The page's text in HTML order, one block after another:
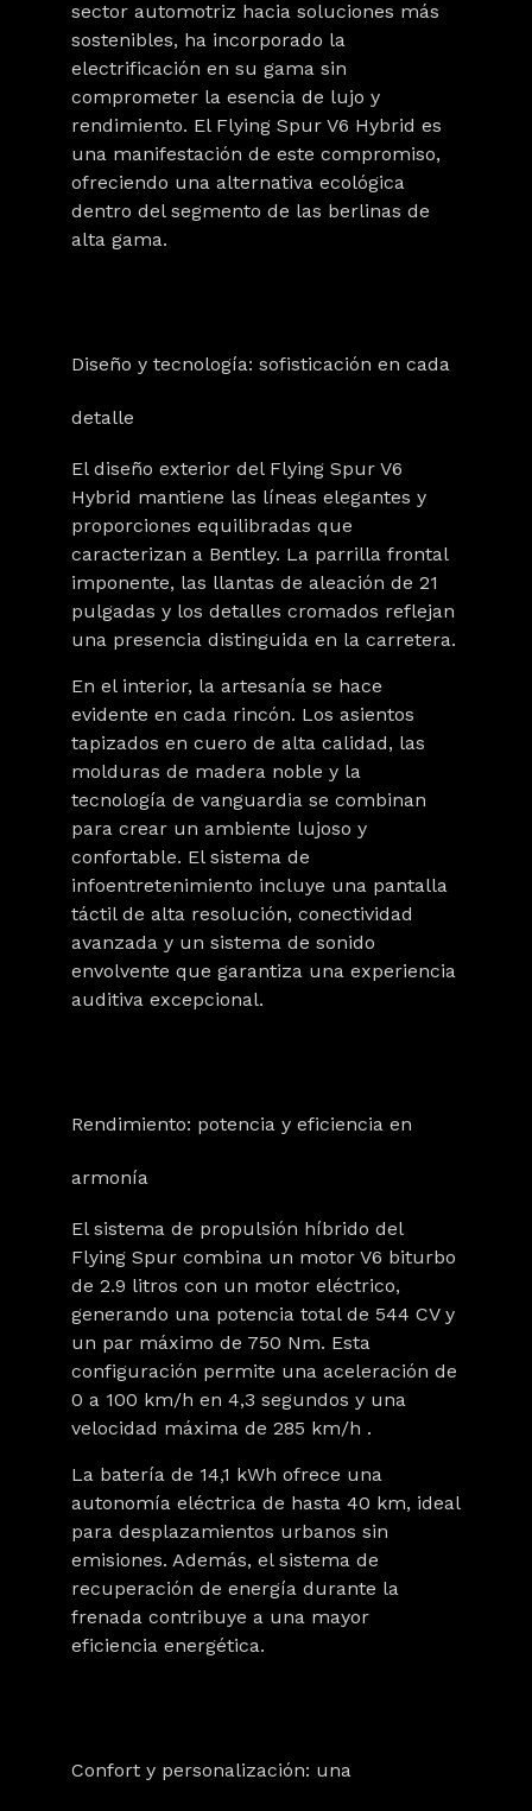
sector automotriz hacia soluciones más
sostenibles, ha incorporado la
electrificación en su gama sin
comprometer la esencia de lujo y
rendimiento. El Flying Spur V6 Hybrid es
una manifestación de este compromiso,
ofreciendo una alternativa ecológica
dentro del segmento de las berlinas de
alta gama.
Diseño y tecnología: sofisticación en cada
detalle
El diseño exterior del Flying Spur V6
Hybrid mantiene las líneas elegantes y
proporciones equilibradas que
caracterizan a Bentley. La parrilla frontal
imponente, las llantas de aleación de 21
pulgadas y los detalles cromados reflejan
una presencia distinguida en la carretera.
En el interior, la artesanía se hace
evidente en cada rincón. Los asientos
tapizados en cuero de alta calidad, las
molduras de madera noble y la
tecnología de vanguardia se combinan
para crear un ambiente lujoso y
confortable. El sistema de
infoentretenimiento incluye una pantalla
táctil de alta resolución, conectividad
avanzada y un sistema de sonido
envolvente que garantiza una experiencia
auditiva excepcional.
Rendimiento: potencia y eficiencia en
armonía
El sistema de propulsión híbrido del
Flying Spur combina un motor V6 biturbo
de 2.9 litros con un motor eléctrico,
generando una potencia total de 544 CVy
un par máximo de 750 Nm. Esta
configuración permite una aceleración de
0 a 100 km/h en 4,3 segundos y una
velocidad máxima de 285 km/h .
La batería de 14,1 kWh ofrece una
autonomía eléctrica de hasta 40 km, ideal
para desplazamientos urbanos sin
emisiones. Además, el sistema de
recuperación de energía durante la
frenada contribuye a una mayor
eficiencia energética.
Confort y personalización: una